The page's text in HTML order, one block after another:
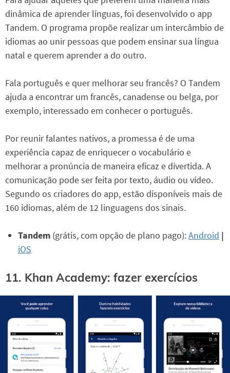
dinâmica de aprender línguas, foi desenvolvido o app
Tandem. O programa propõe realizar um intercâmbio de
idiomas ao unir pessoas que podem ensinar sua língua
natal e querem aprender a do outro.
Fala português e quer melhorar seu francês? O Tandem
ajuda a encontrar um francês, canadense ou belga, por
exemplo, interessado em conhecer o português.
Por reunir falantes nativos, a promessa é de uma
experiência capaz de enriquecer o vocabulário e
melhorar a pronúncia de maneira eficaz e divertida. A
comunicação pode ser feita por texto, áudio ou vídeo.
Segundo os criadores do app, estão disponíveis mais de
160 idiomas, além de 12 linguagens dos sinais.
Tandem (grátis, com opção de plano pago):Android |
iOS
11. Khan Academy: fazer exercícios